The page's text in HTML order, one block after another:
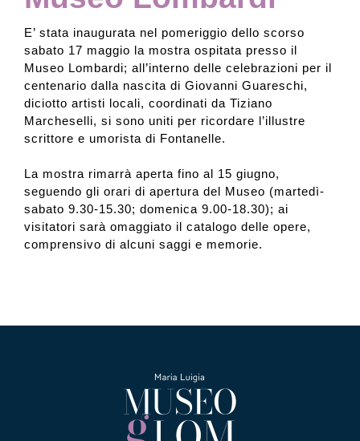
E’ stata inaugurata nel pomeriggio dello scorso
sabato 17 maggio la mostra ospitata presso il
Museo Lombardi; all’interno delle celebrazioni per il
centenario dalla nascita di Giovanni Guareschi,
diciotto artisti locali, coordinati da Tiziano
Marcheselli, si sono uniti per ricordare l’illustre
scrittore e umorista di Fontanelle.
La mostra rimarrà aperta fino al 15 giugno,
seguendo gli orari di apertura del Museo (martedì-
sabato 9.30-15.30; domenica 9.00-18.30); ai
visitatori sarà omaggiato il catalogo delle opere,
comprensivo di alcuni saggi e memorie.